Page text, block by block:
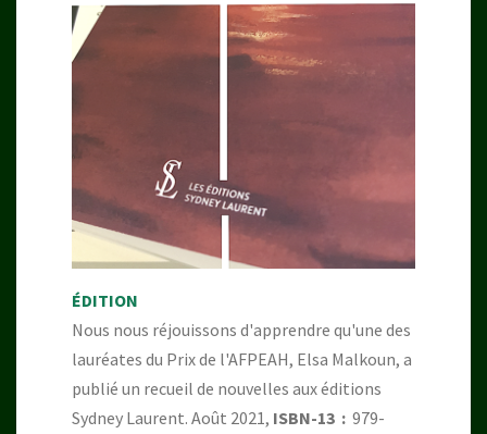
ÉDITION
Nous nous réjouissons d'apprendre qu'une des
lauréates du Prix de l'AFPEAH, Elsa Malkoun, a
publié un recueil de nouvelles aux éditions
Sydney Laurent. Août 2021,
ISBN-13 ‏ : ‎ 979-